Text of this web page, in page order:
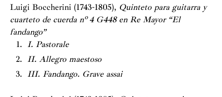
Luigi Boccherini (1743-1805), Quinteto para guitarra y
cuarteto de cuerda nº 4 G448 en Re Mayor “El
fandango”
I. Pastorale
II. Allegro maestoso
III. Fandango. Grave assai